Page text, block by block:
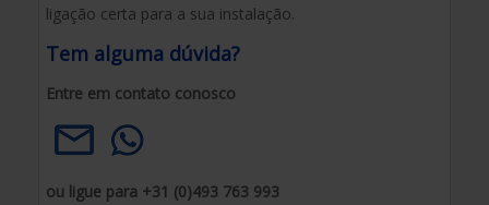
ligação certa para a sua instalação.
Tem alguma dúvida?
Entre em contato conosco
ou ligue para +31 (0)493 763 993